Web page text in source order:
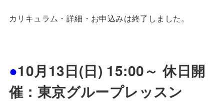
カリキュラム・詳細・お申込みは終了しました。
●10月13日(日) 15:00～ 休日開
催：東京グループレッスン